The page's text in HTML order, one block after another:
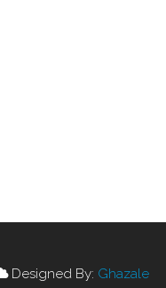
Designed By: Ghazale